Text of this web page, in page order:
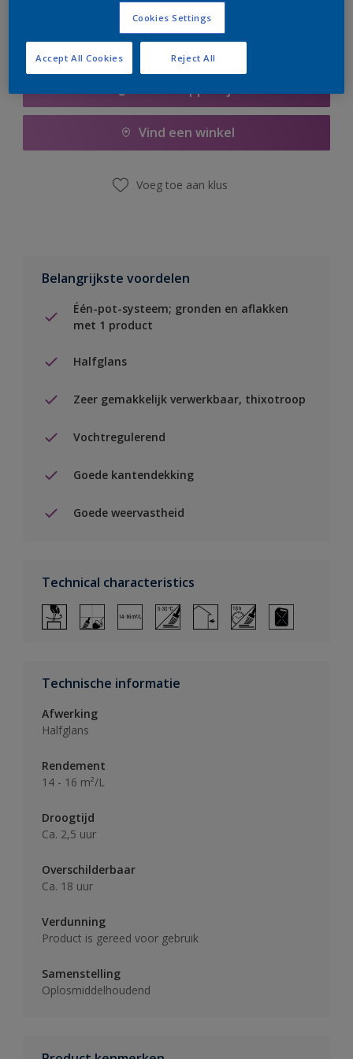
Vind een winkel
Voeg toe aan klus
Belangrijkste voordelen
Één-pot-systeem; gronden en aflakken
met 1 product
Halfglans
Zeer gemakkelijk verwerkbaar, thixotroop
Vochtregulerend
Goede kantendekking
Goede weervastheid
Technical characteristics
Technische informatie
Afwerking
Halfglans
Rendement
14 - 16 m²/L
Droogtijd
Ca. 2,5 uur
Overschilderbaar
Ca. 18 uur
Verdunning
Product is gereed voor gebruik
Samenstelling
Oplosmiddelhoudend
Cookies Settings
Reject All
Accept All Cookies